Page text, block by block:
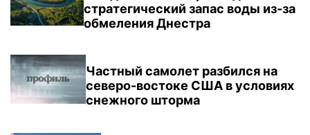
стратегический запас воды из-за
обмеления Днестра
Частный самолет разбился на
северо-востоке США в условиях
снежного шторма